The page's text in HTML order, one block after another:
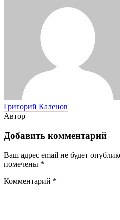
Григорий Каленов
Автор
Добавить комментарий
Ваш адрес email не будет
помечены *
Комментарий *